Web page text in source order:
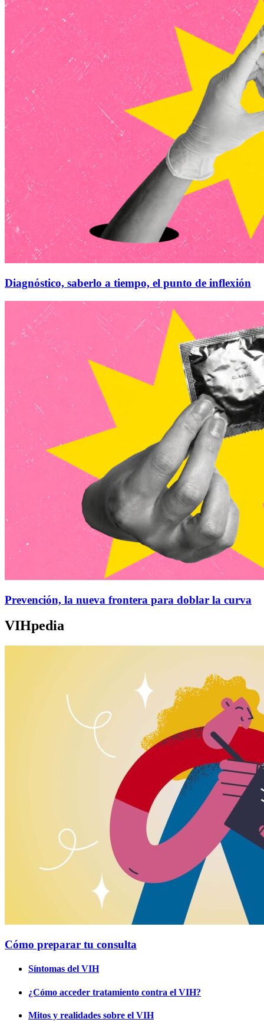
Diagnóstico, saberlo a tiempo, el punto de inflexión
Prevención, la nueva frontera para doblar la curva
VIHpedia
Cómo preparar tu consulta
Síntomas del VIH
¿Cómo acceder tratamiento contra el VIH?
Mitos y realidades sobre el VIH